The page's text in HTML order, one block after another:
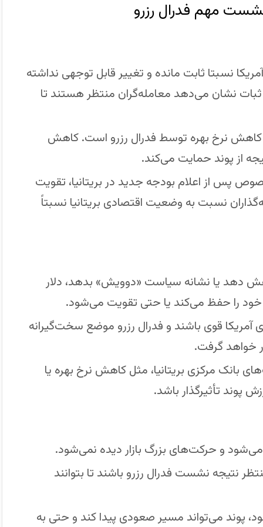
آمریکا نسبتا ثابت مانده و تغییر قابل توجهی نداشته
است. این ثبات نشان می‌دهد معامله‌گران منتظر هستند تا
کاهش نرخ بهره توسط فدرال رزرو است. کاهش
از پوند حمایت می‌کند.
پس از اعلام بودجه جدید در بریتانیا، تقویت
نسبت به وضعیت اقتصادی بریتانیا نسبتاً
دهد یا نشانه سیاست «دوویش» بدهد، دلار
را حفظ می‌کند یا حتی تقویت می‌شود.
آمریکا قوی باشند و فدرال رزرو موضع سخت‌گیرانه
خواهد گرفت.
بانک مرکزی بریتانیا، مثل کاهش نرخ بهره یا
پوند تأثیرگذار باشد.
می‌شود و حرکت‌های بزرگ بازار دیده نمی‌شود.
نتیجه نشست فدرال رزرو باشند تا بتوانند
پوند می‌تواند مسیر صعودی پیدا کند و حتی به